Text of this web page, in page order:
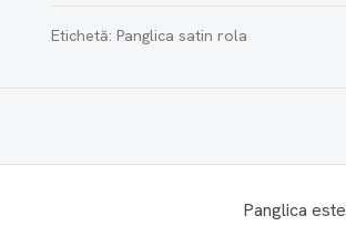
Etichetă: Panglica satin rola
Panglica este